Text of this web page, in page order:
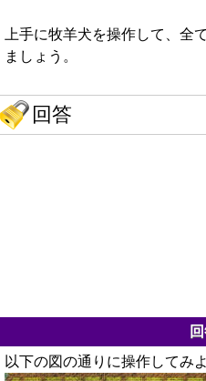
上手に牧羊犬を操作して、全
ましょう。
回答
以下の図の通りに操作してみよ